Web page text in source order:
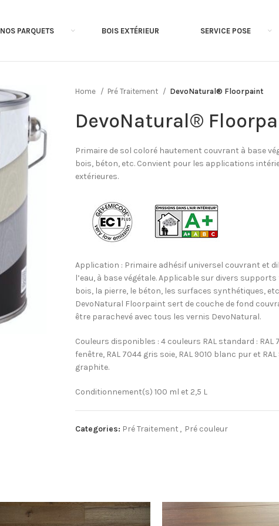
NOS PARQUETS BOIS EXTÉRIEUR SERVICE POSE
Home Pré Traitement DevoNatural® Floorpaint
DevoNatural®
Primaire de sol coloré hautement couvrant à base
bois, béton, etc. Convient pour les applications
extérieures.
Application : Primaire adhésif universel couvrant et
l’eau, à base végétale. Applicable sur divers supports
bois, la pierre, le béton, les surfaces synthétiques,
DevoNatural Floorpaint sert de couche de fond
être parachevé avec tous les vernis DevoNatural.
Couleurs disponibles : 4 couleurs RAL standard : RAL
fenêtre, RAL 7044 gris soie, RAL 9010 blanc pur et RAL
graphite.
Conditionnement(s) 100 ml et 2,5 L
Categories: Pré Traitement , Pré couleur